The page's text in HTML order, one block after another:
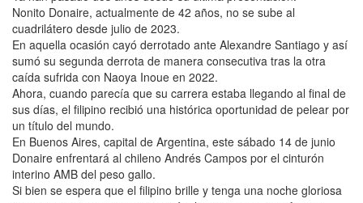
Nonito Donaire, actualmente de 42 años, no se sube al
cuadrilátero desde julio de 2023.
En aquella ocasión cayó derrotado ante Alexandre Santiago y así
sumó su segunda derrota de manera consecutiva tras la otra
caída sufrida con Naoya Inoue en 2022.
Ahora, cuando parecía que su carrera estaba llegando al final de
sus días, el filipino recibió una histórica oportunidad de pelear por
un título del mundo.
En Buenos Aires, capital de Argentina, este sábado 14 de junio
Donaire enfrentará al chileno Andrés Campos por el cinturón
interino AMB del peso gallo.
Si bien se espera que el filipino brille y tenga una noche gloriosa